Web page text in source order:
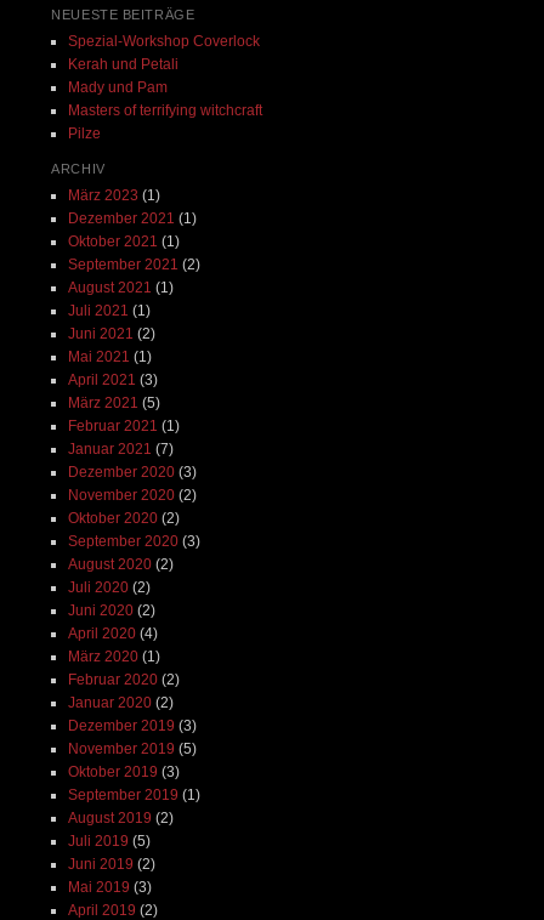
NEUESTE BEITRÄGE
Spezial-Workshop Coverlock
Kerah und Petali
Mady und Pam
Masters of terrifying witchcraft
Pilze
ARCHIV
März 2023 (1)
Dezember 2021 (1)
Oktober 2021 (1)
September 2021 (2)
August 2021 (1)
Juli 2021 (1)
Juni 2021 (2)
Mai 2021 (1)
April 2021 (3)
März 2021 (5)
Februar 2021 (1)
Januar 2021 (7)
Dezember 2020(3)
November 2020(2)
Oktober 2020(2)
September 2020(3)
August 2020(2)
Juli 2020(2)
Juni 2020(2)
April 2020(4)
März 2020(1)
Februar 2020(2)
Januar 2020(2)
Dezember 2019 (3)
November 2019 (5)
Oktober 2019 (3)
September 2019 (1)
August 2019 (2)
Juli 2019 (5)
Juni 2019 (2)
Mai 2019 (3)
April 2019 (2)